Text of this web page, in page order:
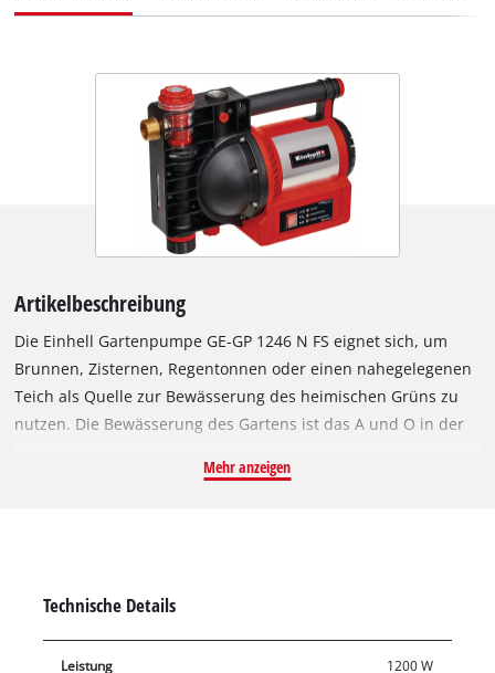
Artikelbeschreibung
Die Einhell Gartenpumpe GE-GP 1246 N FS eignet sich, um
Brunnen, Zisternen, Regentonnen oder einen nahegelegenen
Teich als Quelle zur Bewässerung des heimischen Grüns zu
nutzen. Die Bewässerung des Gartens ist das A und O in der
Wasserreserven – nicht nur aus Kostengründen: Das Wasser
mittels derer die Pumpe frostsicher entleert werden kann. Die
Gartenpumpe verfügt über mehrere praktische Features: eine
Mehr anzeigen
Technische Details
Leistung 1200 W